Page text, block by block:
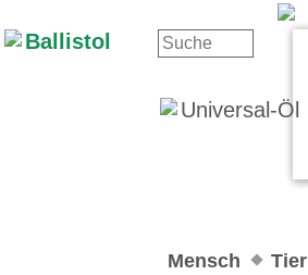
Mensch
Tier